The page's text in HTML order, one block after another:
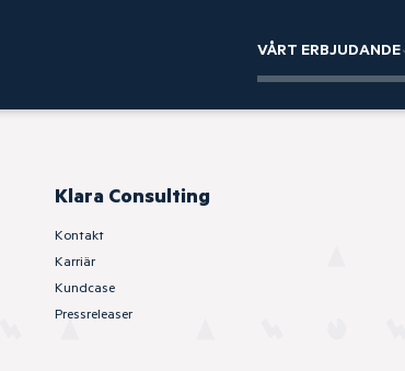
VÅRT ERBJUDANDE
Klara Consulting
Kontakt
Karriär
Kundcase
Pressreleaser